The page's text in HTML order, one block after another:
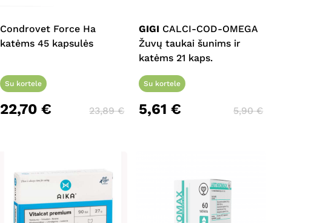
Condrovet Force Ha
katėms 45 kapsulės
Su kortele
22,70€ 23,89€
GIGI CALCI-COD-OMEGA
Žuvų taukai šunims ir
katėms 21 kaps.
Su kortele
5,61€ 5,90€